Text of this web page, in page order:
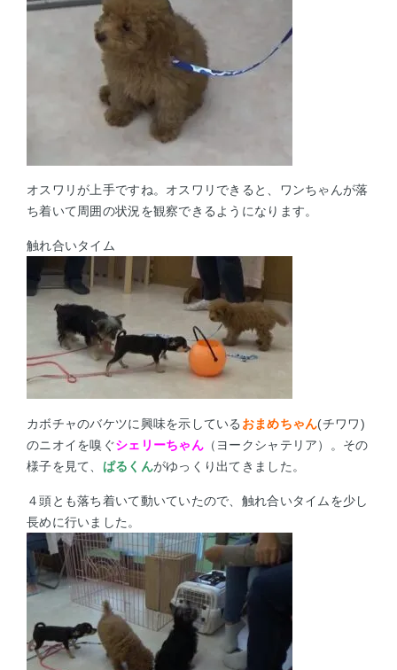
オスワリが上手ですね。オスワリできると、ワンちゃんが落
ち着いて周囲の状況を観察できるようになります。
触れ合いタイム
カボチャのバケツに興味を示している おまめちゃん(チワワ)
のニオイを嗅ぐシェリーちゃん（ヨークシャテリア）。その
様子を見て、 ぱるくんがゆっくり出てきました。
４頭とも落ち着いて動いていたので、触れ合いタイムを少し
長めに行いました。